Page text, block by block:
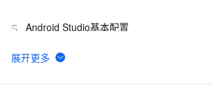
5 Android Studio基本配置
6 Android Socket与服务器通信通用Demo